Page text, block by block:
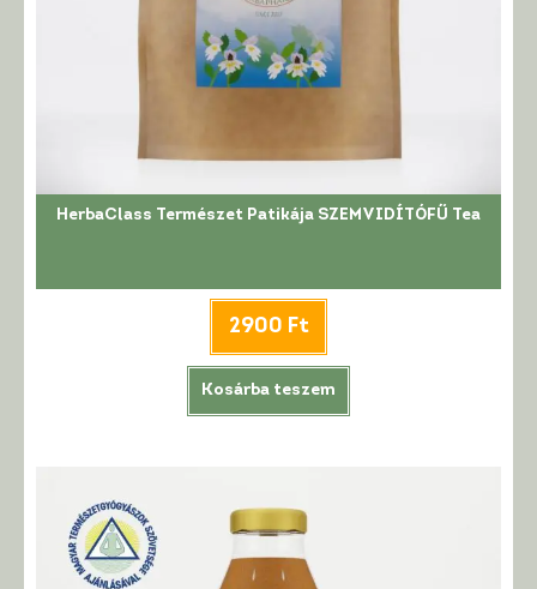
HerbaClass Természet Patikája SZEMVIDÍTÓFŰ Tea
2900 Ft
Kosárba teszem